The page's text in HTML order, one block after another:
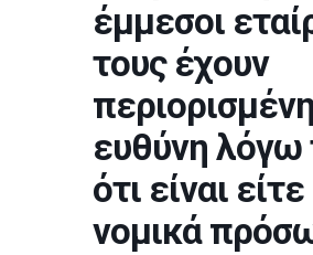
έμμεσοι
τους έχουν
περιορισμένη
ευθύνη λόγω
ότι είναι είτε
νομικά